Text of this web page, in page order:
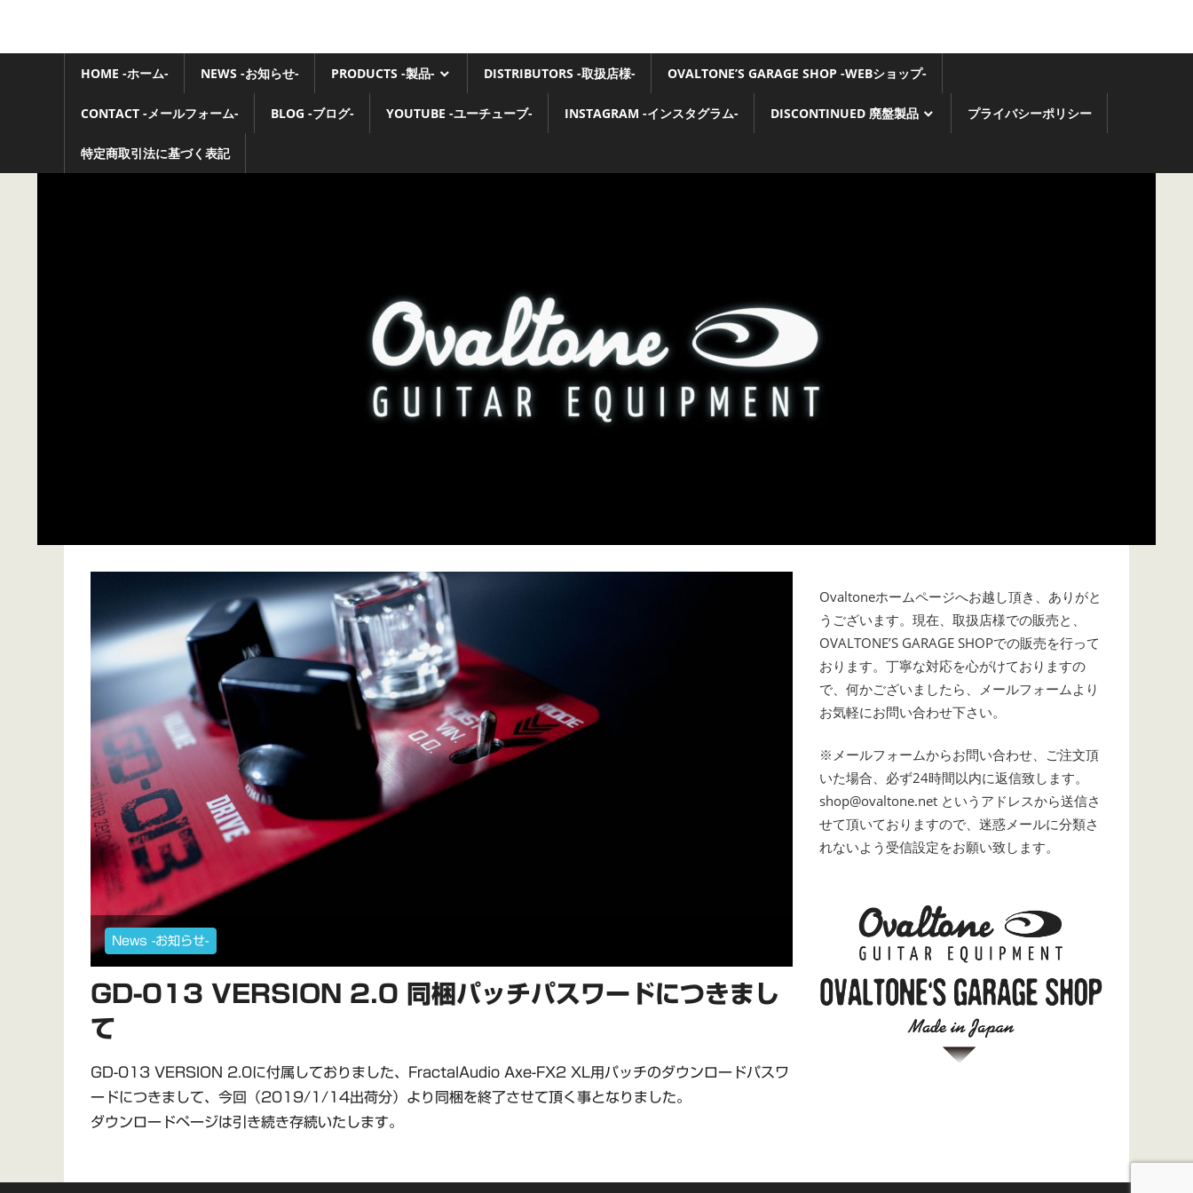
テ
キ
Ovaltone
handmade
effect
HOME -ホーム- NEWS -お知らせ- PRODUCTS -製品- DISTRIBUTORS -取扱店様- OVALTONE’S GARAGE SHOP -WEBショップ-
CONTACT -メールフォーム- BLOG -ブログ- YOUTUBE -ユーチューブ- INSTAGRAM -インスタグラム- DISCONTINUED 廃盤製品 プライバシーポリシー
特定商取引法に基づく表記
News -お知らせ-
GD-013 VERSION 2.0 同梱パッチパスワードにつきまし
て
GD-013 VERSION 2.0に付属しておりました、FractalAudio Axe-FX2 XL用パッチのダウンロードパスワ
ードにつきまして、今回（2019/1/14出荷分）より同梱を終了させて頂く事となりました。
ダウンロードページは引き続き存続いたします。
Ovaltoneホームページへお越し頂き、ありがと
うございます。現在、取扱店様での販売と、
OVALTONE’S GARAGE SHOPでの販売を行って
おります。丁寧な対応を心がけておりますの
で、何かございましたら、メールフォームより
お気軽にお問い合わせ下さい。
※メールフォームからお問い合わせ、ご注文頂
いた場合、必ず24時間以内に返信致します。
shop@ovaltone.net というアドレスから送信さ
せて頂いておりますので、迷惑メールに分類さ
れないよう受信設定をお願い致します。